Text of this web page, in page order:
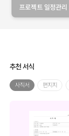
프로젝트 일정관
추천 서식
사직서 편지지